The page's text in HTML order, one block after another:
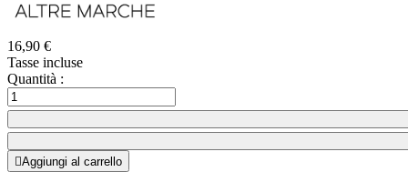
16,90 €
Tasse incluse
Quantità :
Aggiungi al carrello